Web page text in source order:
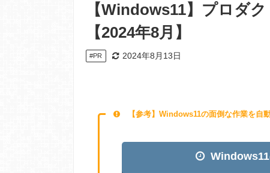
【Windows11】プロダ
【2024年8月】
#PR 2024年8月13日
【参考】Windows11の面倒な作業を自